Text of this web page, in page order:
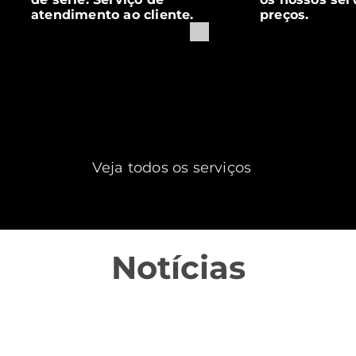
atendimento ao cliente.
preços.
Veja todos os serviços
Notícias